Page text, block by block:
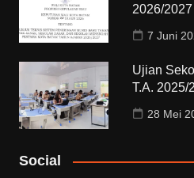
2026/2027
7 Juni
Ujian
T.A. 2025/
28 Mei
Social